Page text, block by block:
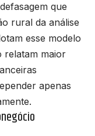
que
rural da análise
esse modelo
relatam maior
apenas